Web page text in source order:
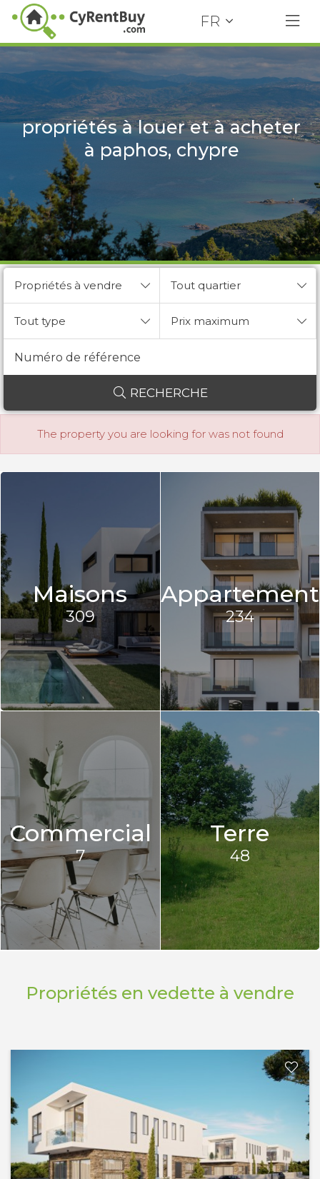
FR
propriétés à louer et à acheter
à paphos, chypre
Propriétés à vendre Tout quartier
Tout type Prix ​​maximum
RECHERCHE
The property you are looking for was not found
Maisons
309 234
Commercial
7
Terre
48
Propriétés en vedette à vendre